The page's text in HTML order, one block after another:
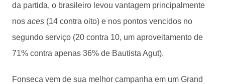
da partida, o brasileiro levou vantagem principalmente
nos aces (14 contra oito) e nos pontos vencidos no
segundo serviço (20 contra 10, um aproveitamento de
71% contra apenas 36% de Bautista Agut).
Fonseca vem de sua melhor campanha em um Grand